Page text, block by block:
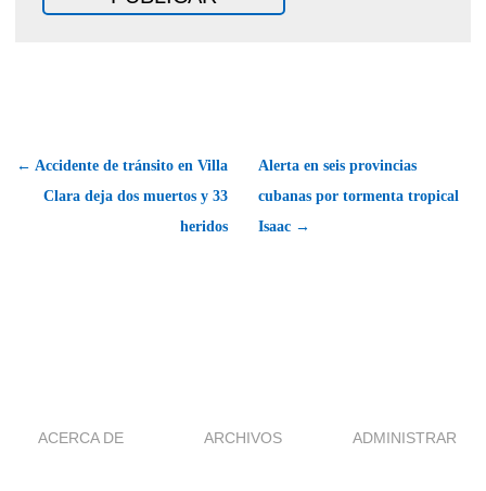
← Accidente de tránsito en Villa
Clara deja dos muertos y 33
heridos
Alerta en seis provincias
cubanas por tormenta tropical
Isaac →
ACERCA DE ARCHIVOS ADMINISTRAR